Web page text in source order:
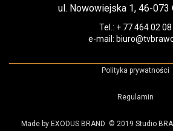
ul. Nowowiejska 1, 46-073
Tel.: + 77 464 02 08
e-mail:
Polityka prywatności
Regulamin
Made by EXODUS BRAND © 2019 Studio